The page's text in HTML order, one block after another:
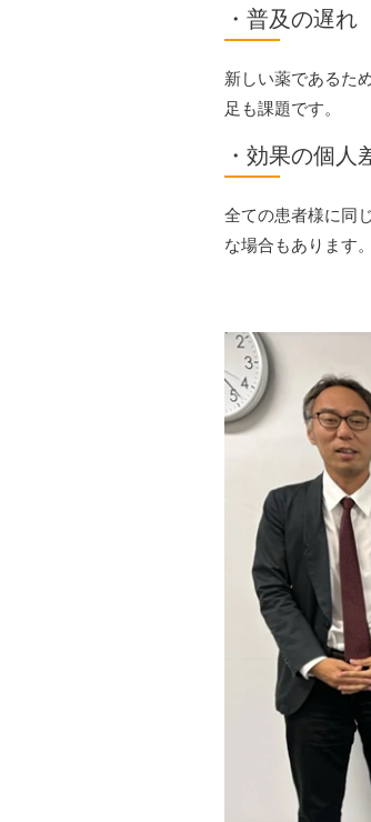
・普及の遅れ
新しい薬であるた
足も課題です。
・効果の個人
全ての患者様に同
な場合もあります。